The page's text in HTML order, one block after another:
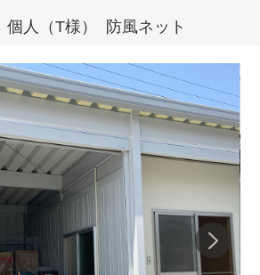
個人（T様） 防風ネット